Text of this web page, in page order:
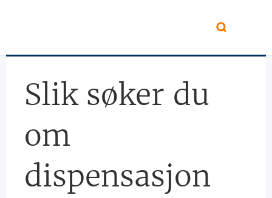
Slik søker du
om
dispensasjon